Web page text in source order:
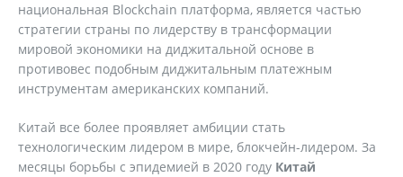
национальная Blockchain платформа, является частью
стратегии страны по лидерству в трансформации
мировой экономики на диджитальной основе в
противовес подобным диджитальным платежным
инструментам американских компаний.
Китай все более проявляет амбиции стать
технологическим лидером в мире, блокчейн-лидером. За
месяцы борьбы с эпидемией в 2020 году Китай